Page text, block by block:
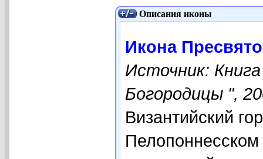
Описания иконы
Икона
Источник:
Богородицы ",
Византийский